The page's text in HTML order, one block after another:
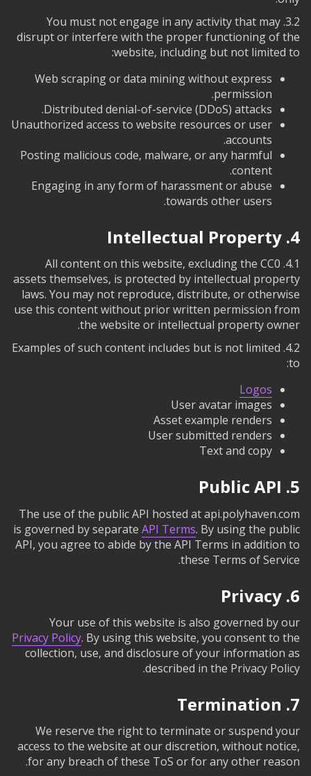
3.2. You must not engage in any activity that may
disrupt or interfere with the proper functioning of the
website, including but not limited to:
Web scraping or data mining without express
permission.
Distributed denial-of-service (DDoS) attacks.
Unauthorized access to website resources or user
accounts.
Posting malicious code, malware, or any harmful
content.
Engaging in any form of harassment or abuse
towards other users.
4. Intellectual Property
4.1. All content on this website, excluding the CC0
assets themselves, is protected by intellectual property
laws. You may not reproduce, distribute, or otherwise
use this content without prior written permission from
the website or intellectual property owner.
4.2. Examples of such content includes but is not limited
to:
Logos
User avatar images
Asset example renders
User submitted renders
Text and copy
5. Public API
The use of the public API hosted at api.polyhaven.com
is governed by separate API Terms. By using the public
API, you agree to abide by the API Terms in addition to
these Terms of Service.
6. Privacy
Your use of this website is also governed by our
Privacy Policy. By using this website, you consent to the
collection, use, and disclosure of your information as
described in the Privacy Policy.
7. Termination
We reserve the right to terminate or suspend your
access to the website at our discretion, without notice,
for any breach of these ToS or for any other reason.